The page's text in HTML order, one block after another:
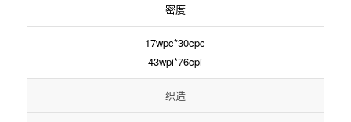
密度
17wpc*30cpc
43wpi*76cpi
织造